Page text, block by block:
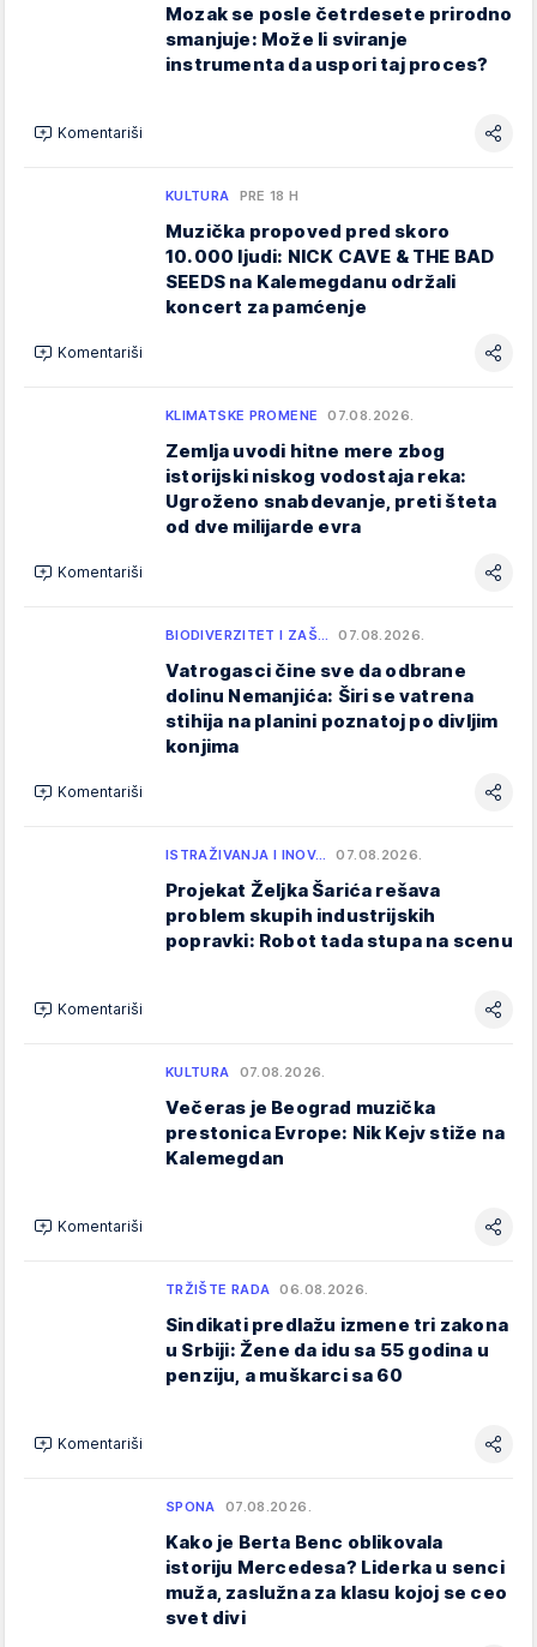
Mozak se posle četrdesete prirodno
smanjuje: Može li sviranje
instrumenta da uspori taj proces?
Komentariši
KULTURA PRE 18 H
Muzička propoved pred skoro
10.000 ljudi: NICK CAVE & THE BAD
SEEDS na Kalemegdanu održali
koncert za pamćenje
Komentariši
KLIMATSKE PROMENE 07.08.2026.
Zemlja uvodi hitne mere zbog
istorijski niskog vodostaja reka:
Ugroženo snabdevanje, preti šteta
od dve milijarde evra
Komentariši
BIODIVERZITET I ZAŠ… 07.08.2026.
Vatrogasci čine sve da odbrane
dolinu Nemanjića: Širi se vatrena
stihija na planini poznatoj po divljim
konjima
Komentariši
ISTRAŽIVANJA I INOV… 07.08.2026.
Projekat Željka Šarića rešava
problem skupih industrijskih
popravki: Robot tada stupa na scenu
Komentariši
KULTURA 07.08.2026.
Večeras je Beograd muzička
prestonica Evrope: Nik Kejv stiže na
Kalemegdan
Komentariši
TRŽIŠTE RADA 06.08.2026.
Sindikati predlažu izmene tri zakona
u Srbiji: Žene da idu sa 55 godina u
penziju, a muškarci sa 60
Komentariši
SPONA 07.08.2026.
Kako je Berta Benc oblikovala
istoriju Mercedesa? Liderka u senci
muža, zaslužna za klasu kojoj se ceo
svet divi